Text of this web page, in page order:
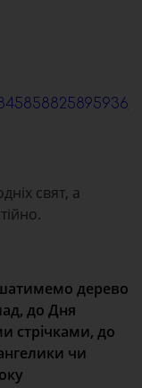
свят, а
дерево
до Дня
стрічками, до
чи